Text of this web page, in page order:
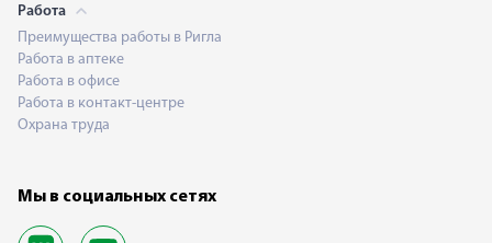
Работа
Преимущества работы в Ригла
Работа в аптеке
Работа в офисе
Работа в контакт-центре
Охрана труда
Мы в социальных сетях